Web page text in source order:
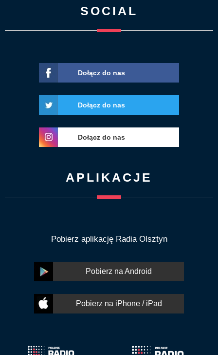
SOCIAL
Dołącz do nas
Dołącz do nas
Dołącz do nas
APLIKACJE
Pobierz aplikację Radia Olsztyn
Pobierz na Android
Pobierz na iPhone / iPad